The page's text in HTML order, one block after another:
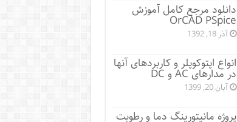
دانلود مرجع کامل آموزش
OrCAD PSpice
آذر 18, 1392
انواع اپتوکوپلر و کاربردهای آنها
در مدارهای AC و DC
آبان 20, 1399
پروژه مانيتورينگ دما و رطوبت